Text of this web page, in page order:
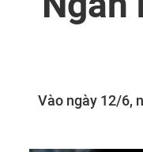
Vào ngày 12/6,